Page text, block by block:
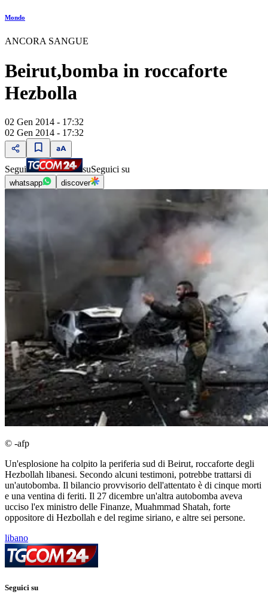
Mondo
ANCORA SANGUE
Beirut,bomba in roccaforte
Hezbolla
02 Gen 2014 - 17:32
02 Gen 2014 - 17:32
Segui suSeguici su
whatsapp discover
© -afp
Un'esplosione ha colpito la periferia sud di Beirut, roccaforte degli
Hezbollah libanesi. Secondo alcuni testimoni, potrebbe trattarsi di
un'autobomba. Il bilancio provvisorio dell'attentato è di cinque morti
e una ventina di feriti. Il 27 dicembre un'altra autobomba aveva
ucciso l'ex ministro delle Finanze, Muahmmad Shatah, forte
oppositore di Hezbollah e del regime siriano, e altre sei persone.
libano
Seguici su